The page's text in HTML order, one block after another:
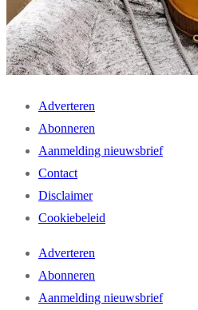
Adverteren
Abonneren
Aanmelding nieuwsbrief
Contact
Disclaimer
Cookiebeleid
Adverteren
Abonneren
Aanmelding nieuwsbrief